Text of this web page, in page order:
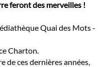
feront des merveilles !
Quai des Mots -
Charton.
de ces dernières années,